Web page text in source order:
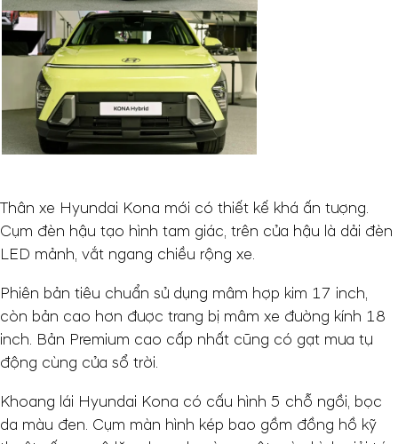
Thân xe Hyundai Kona mới có thiết kế khá ấn tượng.
Cụm đèn hậu tạo hình tam giác, trên cửa hậu là dải đèn
LED mảnh, vắt ngang chiều rộng xe.
Phiên bản tiêu chuẩn sử dụng mâm hợp kim 17 inch,
còn bản cao hơn được trang bị mâm xe đường kính 18
inch. Bản Premium cao cấp nhất cũng có gạt mưa tự
động cùng cửa sổ trời.
Khoang lái Hyundai Kona có cấu hình 5 chỗ ngồi, bọc
da màu đen. Cụm màn hình kép bao gồm đồng hồ kỹ